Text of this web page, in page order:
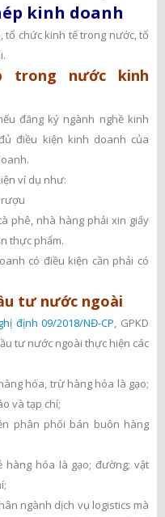
kinh doanh
tổ chức kinh tế trong nước, tổ
trong nước kinh
đăng ký ngành nghề kinh
điều kiện kinh doanh của
ví dụ như:
phê, nhà hàng phải xin giấy
thực phẩm.
có điều kiện cần phải có
tư nước ngoài
định 09/2018/NĐ-CP, GPKD
tư nước ngoài thực hiện các
hóa, trừ hàng hóa là gạo;
và tạp chí;
phân phối bán buôn hàng
hóa là gạo; đường; vật
ngành dịch vụ logistics mà